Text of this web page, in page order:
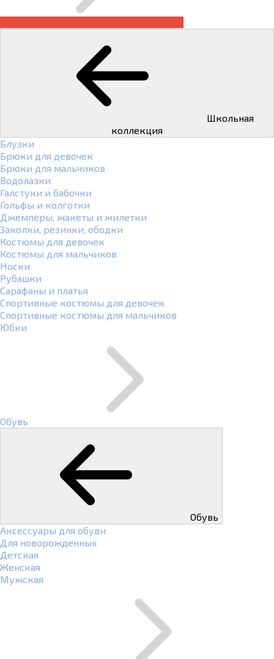
коллекция
Блузки
Брюки для девочек
Брюки для мальчиков
Водолазки
Галстуки и бабочки
Гольфы и колготки
Джемперы, жакеты и жилетки
Заколки, резинки, ободки
Костюмы для девочек
Костюмы для мальчиков
Носки
Рубашки
Сарафаны и платья
Спортивные костюмы для девочек
Спортивные костюмы для мальчиков
Юбки
Обувь
Обувь
Аксессуары для обуви
Для новорожденных
Детская
Женская
Мужская